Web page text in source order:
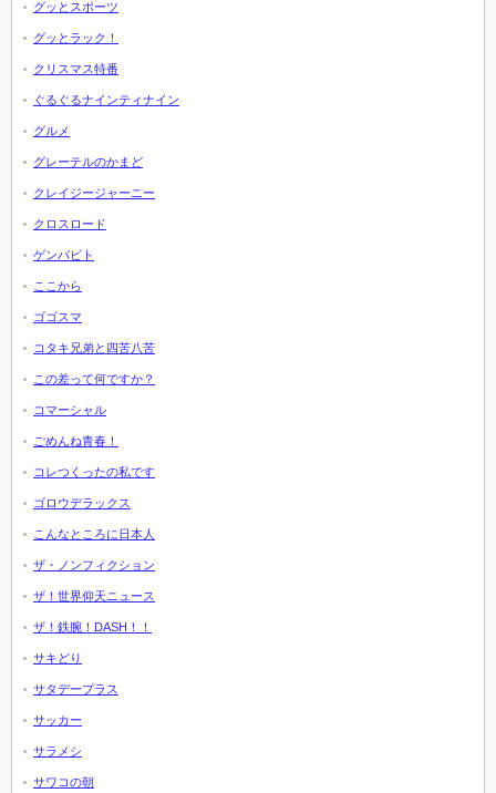
グッとスポーツ
グッとラック！
クリスマス特番
ぐるぐるナインティナイン
グルメ
グレーテルのかまど
クレイジージャーニー
クロスロード
ゲンバビト
ここから
ゴゴスマ
コタキ兄弟と四苦八苦
この差って何ですか？
コマーシャル
ごめんね青春！
コレつくったの私です
ゴロウデラックス
こんなところに日本人
ザ・ノンフィクション
ザ！世界仰天ニュース
ザ！鉄腕！DASH！！
サキどり
サタデープラス
サッカー
サラメシ
サワコの朝